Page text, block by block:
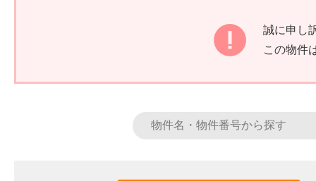
誠に申し
この物件